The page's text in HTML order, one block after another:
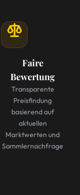
Faire
Bewertung
Transparente
Preisfindung
basierend auf
aktuellen
Marktwerten und
Sammlernachfrage